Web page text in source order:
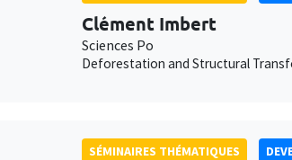
Clément Imbert
Sciences Po
Deforestation and Structural
SÉMINAIRES THÉMATIQUES